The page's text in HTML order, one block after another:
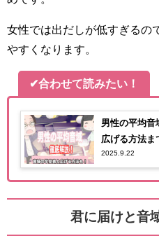
女性では出だしが低すぎるの
やすくなります。
✔合わせて読みたい！
男性の平均音
広げる方法ま
2025.9.22
君に届けと音